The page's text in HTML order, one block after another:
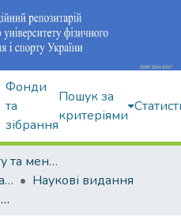
Фонди
та
зібрання
Пошук за
критеріями
Факультет спорту та менеджменту
Кафедра соціально-гуманітарних дисциплін
Наукові видання
Ідеал людини в освіті нового часу та у світі проблем сучасності